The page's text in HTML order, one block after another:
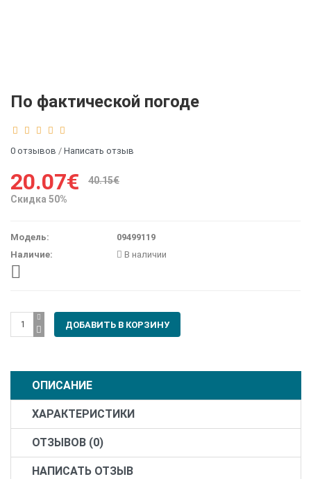
По фактической погоде
0 отзывов / Написать отзыв
20.07€
40.15€
Скидка 50%
Модель:
09499119
Наличие:
В наличии
ОПИСАНИЕ
ХАРАКТЕРИСТИКИ
ОТЗЫВОВ (0)
НАПИСАТЬ ОТЗЫВ